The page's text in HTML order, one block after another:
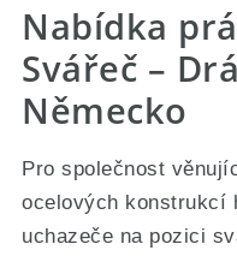
Nabídka
Svářeč –
Německo
Pro společnost
ocelových konstrukcí
uchazeče na pozici